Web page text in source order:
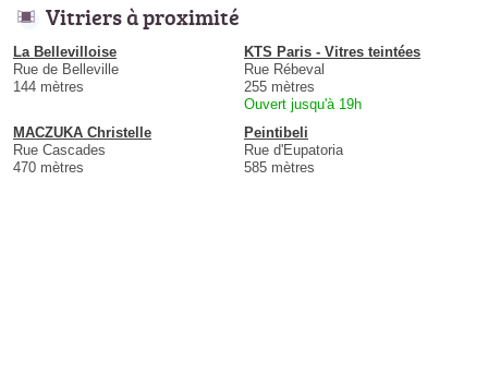
Vitriers à proximité
La Bellevilloise
Rue de Belleville
144 mètres
KTS Paris - Vitres teintées
Rue Rébeval
255 mètres
Ouvert jusqu'à 19h
MACZUKA Christelle
Rue Cascades
470 mètres
Peintibeli
Rue d'Eupatoria
585 mètres